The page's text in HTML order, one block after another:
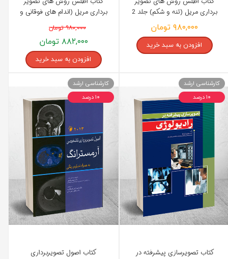
برداری مریل (تنه و شکم) جلد 2
انتشارات اندیشه رفیع
۹۸۰,۰۰۰ تومان
افزودن به سبد خرید
برداری مریل (اندام های فوقانی و
رفیع
۹۸۰,۰۰۰ تومان
۸۸۲,۰۰۰ تومان
افزودن به سبد خرید
کتاب تصویرسازی پیشرفته در
کارشناسی ارشد
۱۰ درصد
کتاب اصول تصویربرداری
کارشناسی ارشد
۱۰ درصد